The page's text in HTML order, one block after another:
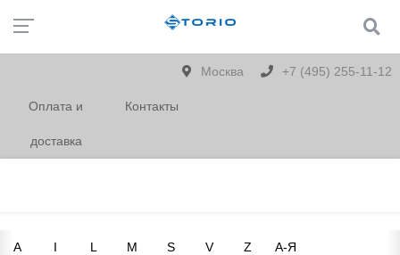
Москва +7 (495) 255-11-12
Оплата и
доставка
Контакты
A I L M S V Z А-Я